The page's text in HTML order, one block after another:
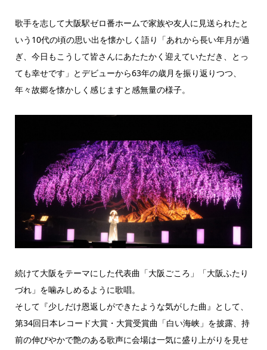
歌手を志して大阪駅ゼロ番ホームで家族や友人に見送られたと
いう10代の頃の思い出を懐かしく語り「あれから長い年月が過
ぎ、今日もこうして皆さんにあたたかく迎えていただき、とっ
ても幸せです」とデビューから63年の歳月を振り返りつつ、
年々故郷を懐かしく感じますと感無量の様子。
続けて大阪をテーマにした代表曲「大阪ごころ」「大阪ふたり
づれ」を噛みしめるように歌唱。
そして『少しだけ恩返しができたような気がした曲』として、
第34回日本レコード大賞・大賞受賞曲「白い海峡」を披露、持
前の伸びやかで艶のある歌声に会場は一気に盛り上がりを見せ